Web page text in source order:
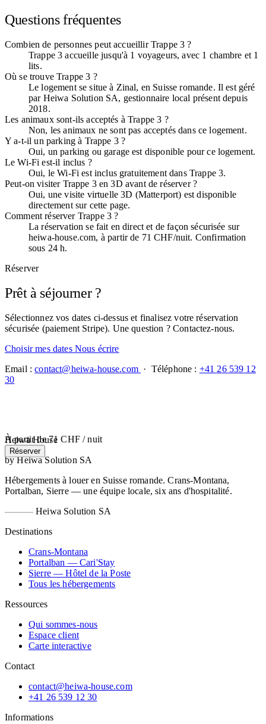
Questions fréquentes
Combien de personnes peut accueillir Trappe 3 ?
Trappe 3 accueille jusqu'à 1 voyageurs, avec 1 chambre et 1
lits.
Où se trouve Trappe 3 ?
Le logement se situe à Zinal, en Suisse romande. Il est géré
par Heiwa Solution SA, gestionnaire local présent depuis
2018.
Les animaux sont-ils acceptés à Trappe 3 ?
Non, les animaux ne sont pas acceptés dans ce logement.
Y a-t-il un parking à Trappe 3 ?
Oui, un parking ou garage est disponible pour ce logement.
Le Wi-Fi est-il inclus ?
Oui, le Wi-Fi est inclus gratuitement dans Trappe 3.
Peut-on visiter Trappe 3 en 3D avant de réserver ?
Oui, une visite virtuelle 3D (Matterport) est disponible
directement sur cette page.
Comment réserver Trappe 3 ?
La réservation se fait en direct et de façon sécurisée sur
heiwa-house.com, à partir de 71 CHF/nuit. Confirmation
sous 24 h.
Réserver
Prêt à séjourner ?
Sélectionnez vos dates ci-dessus et finalisez votre réservation
sécurisée (paiement Stripe). Une question ? Contactez-nous.
Choisir mes dates Nous écrire
Email :contact@heiwa-house.com · Téléphone : +41 26 539 12
30
À partir de 71 CHF / nuit
Réserver
Heiwa House
by Heiwa Solution SA
Hébergements à louer en Suisse romande. Crans-Montana,
Portalban, Sierre — une équipe locale, six ans d'hospitalité.
Heiwa Solution SA
Destinations
Crans-Montana
Portalban — Cari'Stay
Sierre — Hôtel de la Poste
Tous les hébergements
Ressources
Qui sommes-nous
Espace client
Carte interactive
Contact
contact@heiwa-house.com
+41 26 539 12 30
Informations